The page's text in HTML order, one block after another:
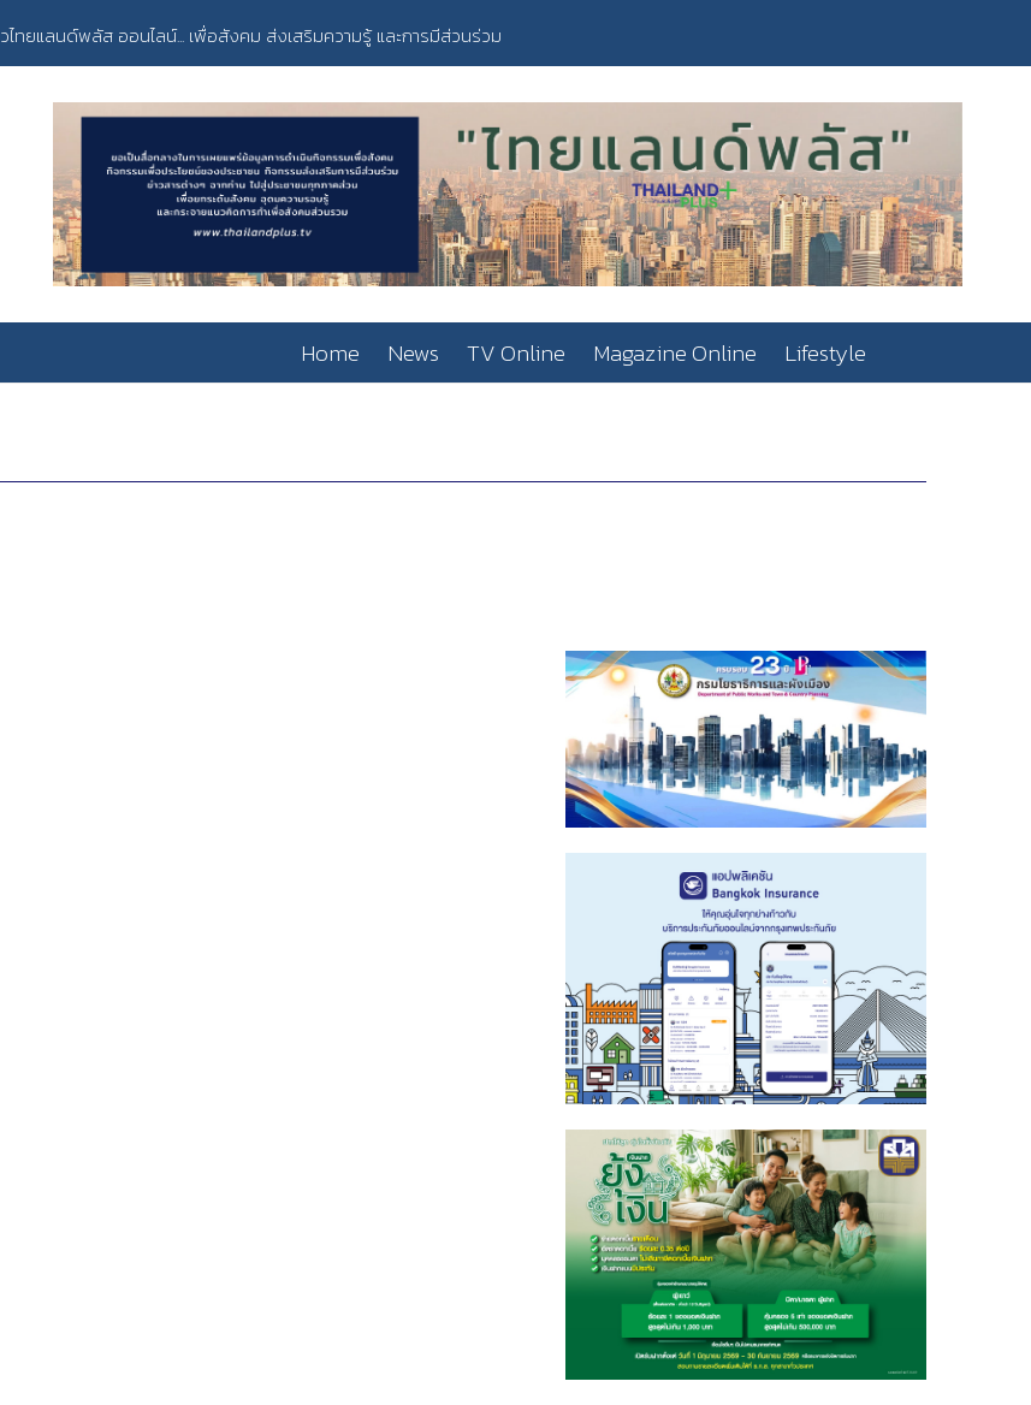
ไทยแลนด์พลัส ออนไลน์... เพื่อสังคม ส่งเสริมความรู้ และการมีส่วนร่วม
Home News TV Online Magazine Online Lifestyle